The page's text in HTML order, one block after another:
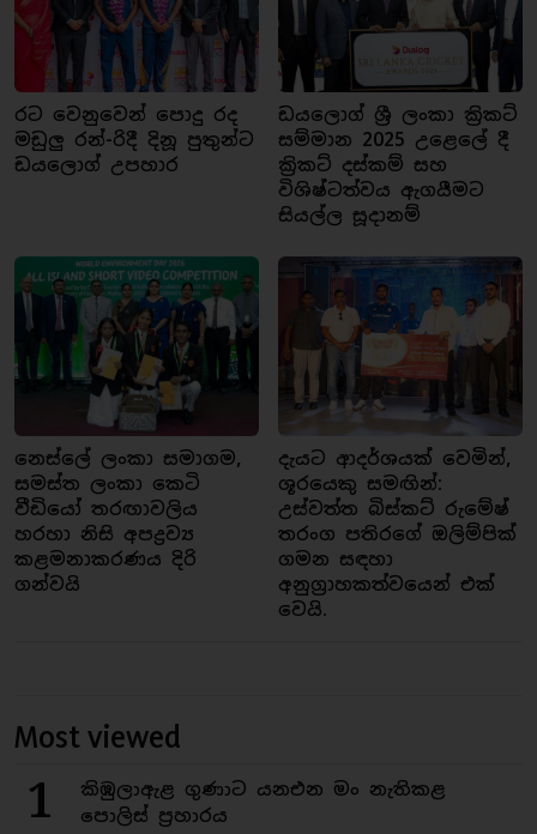
රට වෙනුවෙන් පොදු රද
මඩුලු රන්-රිදී දිනූ පුතුන්ට
ඩයලොග් උපහාර
ඩයලොග් ශ්‍රී ලංකා ක්‍රිකට්
සම්මාන 2025 උළෙලේ දී
ක්‍රිකට් දස්කම් සහ
විශිෂ්ටත්වය ඇගයීමට
සියල්ල සූදානම්
නෙස්ලේ ලංකා සමාගම,
සමස්ත ලංකා කෙටි
වීඩියෝ තරඟාවලිය
හරහා නිසි අපද්‍රව්‍ය
කළමනාකරණය දිරි
ගන්වයි
දැයට ආදර්ශයක් වෙමින්,
ශූරයෙකු සමඟින්:
උස්වත්ත බිස්කට් රුමේෂ්
තරංග පතිරගේ ඔලිම්පික්
ගමන සඳහා
අනුග්‍රාහකත්වයෙන් එක්
වෙයි.
Most viewed
1
කිඹුලාඇළ ගුණාට යනඑන මං නැතිකළ
පොලිස් ප්‍රහාරය